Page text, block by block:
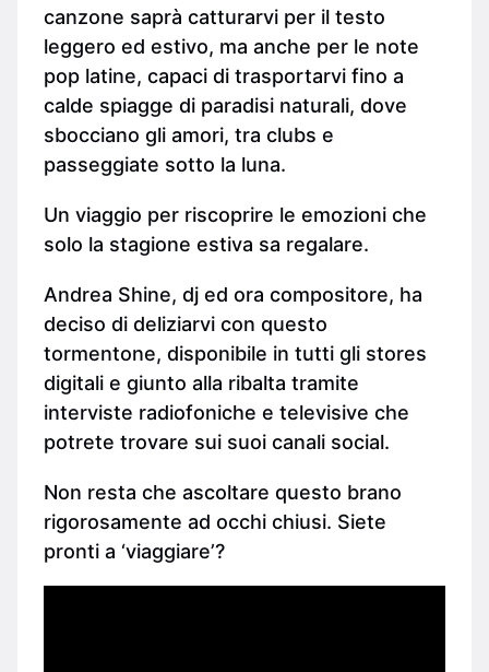
canzone saprà catturarvi per il testo
leggero ed estivo, ma anche per le note
pop latine, capaci di trasportarvi fino a
calde spiagge di paradisi naturali, dove
sbocciano gli amori, tra clubs e
passeggiate sotto la luna.
Un viaggio per riscoprire le emozioni che
solo la stagione estiva sa regalare.
Andrea Shine, dj ed ora compositore, ha
deciso di deliziarvi con questo
tormentone, disponibile in tutti gli stores
digitali e giunto alla ribalta tramite
interviste radiofoniche e televisive che
potrete trovare sui suoi canali social.
Non resta che ascoltare questo brano
rigorosamente ad occhi chiusi. Siete
pronti a ‘viaggiare’?